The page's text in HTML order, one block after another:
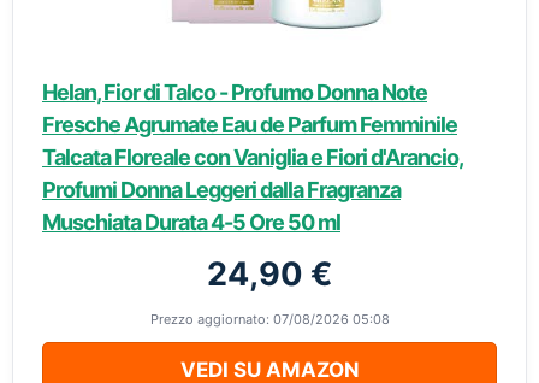
Helan, Fior di Talco - Profumo Donna Note
Fresche Agrumate Eau de Parfum Femminile
Talcata Floreale con Vaniglia e Fiori d'Arancio,
Profumi Donna Leggeri dalla Fragranza
Muschiata Durata 4-5 Ore 50 ml
24,90 €
Prezzo aggiornato: 07/08/2026 05:08
VEDI SU AMAZON